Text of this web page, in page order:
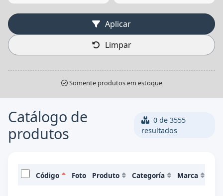
Aplicar
Limpar
Somente produtos em estoque
Catálogo de
produtos
0 de 3555
resultados
Código Foto Produto Categoría Marca